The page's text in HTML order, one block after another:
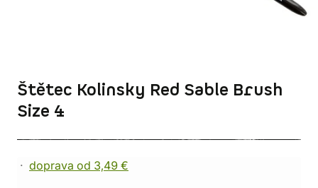
Štětec Kolinsky Red Sable Brush
Size 4
doprava od 3,49 €